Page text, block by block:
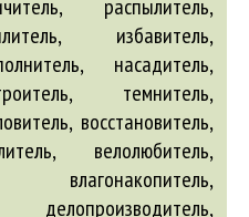
распылитель,
избавитель,
насадитель,
темнитель,
восстановитель,
велолюбитель,
влагонакопитель,